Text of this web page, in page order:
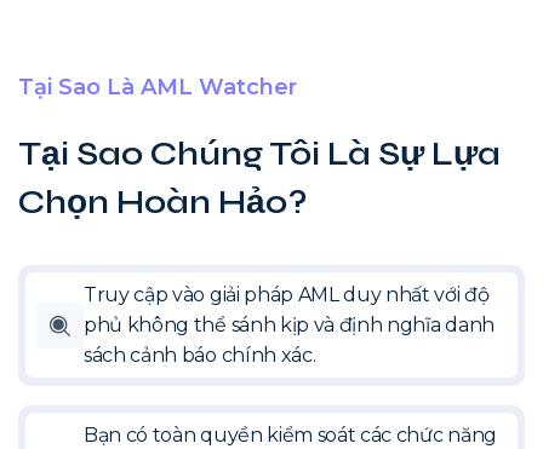
Tại Sao Là AML Watcher
Tại Sao Chúng Tôi Là Sự Lựa
Chọn Hoàn Hảo?
Truy cập vào giải pháp AML duy nhất với độ
phủ không thể sánh kịp và định nghĩa danh
sách cảnh báo chính xác.
Bạn có toàn quyền kiểm soát các chức năng